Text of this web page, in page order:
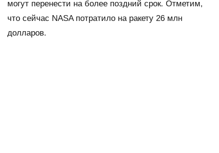
могут перенести на более поздний срок. Отметим,
что сейчас NASA потратило на ракету 26 млн
долларов.